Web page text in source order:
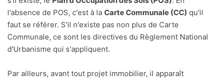
l'absence de POS, c'est à la Carte Communale (CC) qu'il
faut se référer. S'il n'existe pas non plus de Carte
Communale, ce sont les directives du Règlement National
d'Urbanisme qui s'appliquent.
Par ailleurs, avant tout projet immobilier, il apparaît